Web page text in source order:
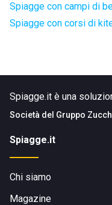
Spiagge con campi di
Spiagge con corsi di
Spiagge.it è una
Società del Gruppo
Spiagge.it
Chi siamo
Magazine